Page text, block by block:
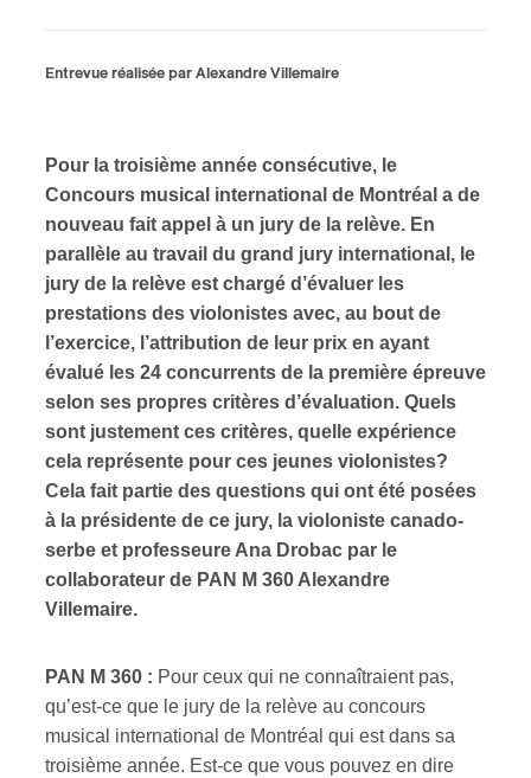
Entrevue réalisée par Alexandre Villemaire
Pour la troisième année consécutive, le
Concours musical international de Montréal a de
nouveau fait appel à un jury de la relève. En
parallèle au travail du grand jury international, le
jury de la relève est chargé d’évaluer les
prestations des violonistes avec, au bout de
l’exercice, l’attribution de leur prix en ayant
évalué les 24 concurrents de la première épreuve
selon ses propres critères d’évaluation. Quels
sont justement ces critères, quelle expérience
cela représente pour ces jeunes violonistes?
Cela fait partie des questions qui ont été posées
à la présidente de ce jury, la violoniste canado-
serbe et professeure Ana Drobac par le
collaborateur de PAN M 360 Alexandre
Villemaire.
PAN M 360 : Pour ceux qui ne connaîtraient pas,
qu’est-ce que le jury de la relève au concours
musical international de Montréal qui est dans sa
troisième année. Est-ce que vous pouvez en dire